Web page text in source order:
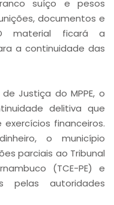
suíço e pesos
documentos e
material ficará a
a continuidade das
Justiça do MPPE, o
delitiva que
financeiros.
o município
parciais ao Tribunal
(TCE-PE) e
pelas autoridades